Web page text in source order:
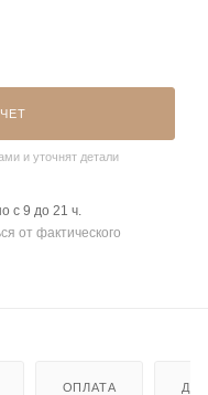
и уточнят детали
с 9 до 21 ч.
от фактического
ОПЛАТА